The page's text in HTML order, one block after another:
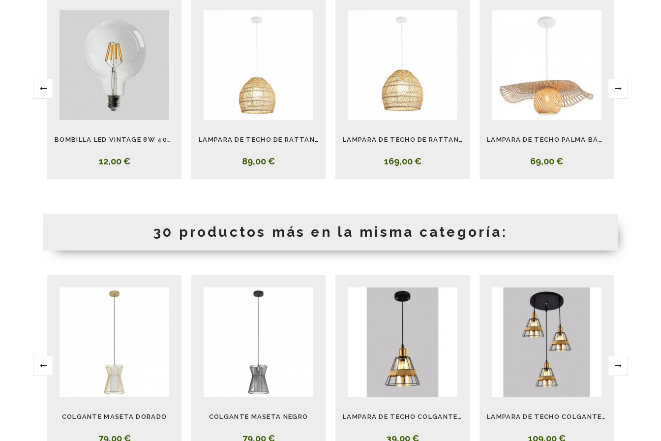
BOMBILLA LED VINTAGE 8W 4000K 1200LM
12,00 €
LAMPARA DE TECHO DE RATTAN 30 CM
89,00 €
LAMPARA DE TECHO DE RATTAN 50 CM
169,00 €
LAMPARA DE TECHO PALMA BAMBU 65 CM
69,00 €
30 productos más en la misma categoría:
COLGANTE MASETA DORADO
79,00 €
COLGANTE MASETA NEGRO
79,00 €
LAMPARA DE TECHO COLGANTE CAMPANA METAL CUERDA
39,00 €
LAMPARA DE TECHO COLGANTE CON PLAFON CAMPANA METAL CUERDA
109,00 €